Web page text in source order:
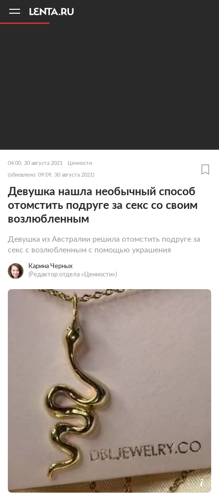
04:00, 30 августа 2021 Ценности
(обновлено: 09:09, 30 августа 2021)
Девушка нашла необычный способ
отомстить подруге за секс со своим
возлюбленным
Девушка из Австралии решила отомстить подруге за
секс с возлюбленным с помощью украшения
Карина Черных
(Редактор отдела «Ценности»)